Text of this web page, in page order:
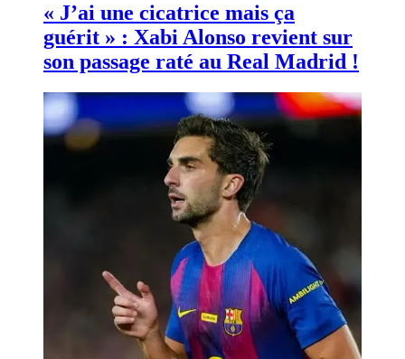
« J’ai une cicatrice mais ça
guérit » : Xabi Alonso revient sur
son passage raté au Real Madrid !